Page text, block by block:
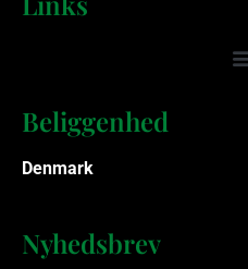
Beliggenhed
Denmark
Nyhedsbrev